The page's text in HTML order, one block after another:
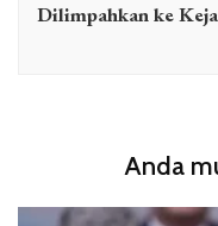
Dilimpahkan ke
Anda